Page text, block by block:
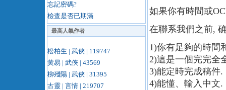
忘記密碼?
檢查是否已期滿
最高人氣作者
松柏生 | 武俠 | 119747
黃易 | 武俠 | 43569
柳殘陽 | 武俠 | 31395
古靈 | 言情 | 219707
如果你有時間或
在聯系我們之前,
1)你有足夠的時間
2)這是一個完完全
3)能定時完成稿件.
4)能懂、輸入中文.